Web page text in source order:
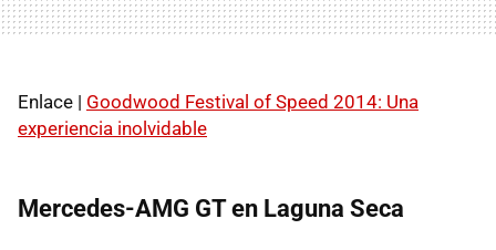
Enlace | Goodwood Festival of Speed 2014: Una
experiencia inolvidable
Mercedes-AMG GT en Laguna Seca